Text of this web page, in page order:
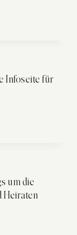
Infoseite für
um die
Heiraten